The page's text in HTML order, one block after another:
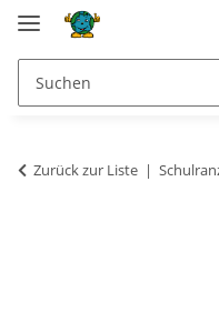
Zurück zur Liste